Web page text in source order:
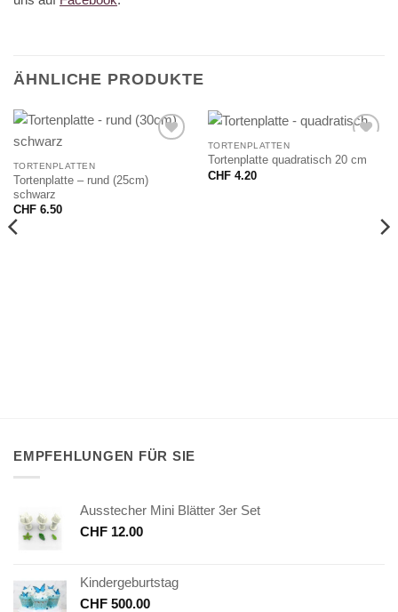
ÄHNLICHE PRODUKTE
TORTENPLATTEN
Tortenplatte – rund (25cm)
schwarz
CHF6.50
TORTENPLATTEN
Tortenplatte quadratisch 20 cm
CHF4.20
EMPFEHLUNGEN FÜR SIE
Ausstecher Mini Blätter 3er Set
CHF 12.00
Kindergeburtstag
CHF 500.00